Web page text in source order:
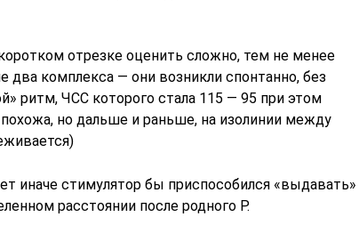
отрезке оценить сложно, тем не менее
два комплекса — они возникли спонтанно, без
ритм, ЧСС которого стала 115 — 95 при этом
но дальше и раньше, на изолинии между
иначе стимулятор бы приспособился «выдавать»
расстоянии после родного Р.